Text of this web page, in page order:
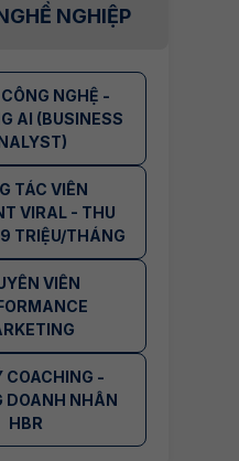
NGHIỆP
NGHỆ -
AI (BUSINESS
TÁC VIÊN
VIRAL - THU
TRIỆU/THÁNG
VIÊN
COACHING -
DOANH NHÂN
HBR